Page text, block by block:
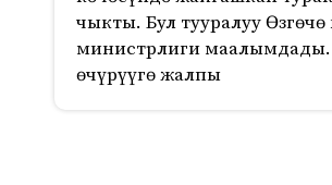
чыкты. Бул тууралуу
министрлиги маалымдады.
өчүрүүгө жалпы